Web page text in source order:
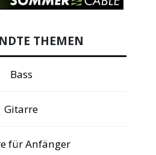
THEMEN
Bass
Gitarre
für Anfänger